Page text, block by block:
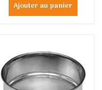
Ajouter au panier